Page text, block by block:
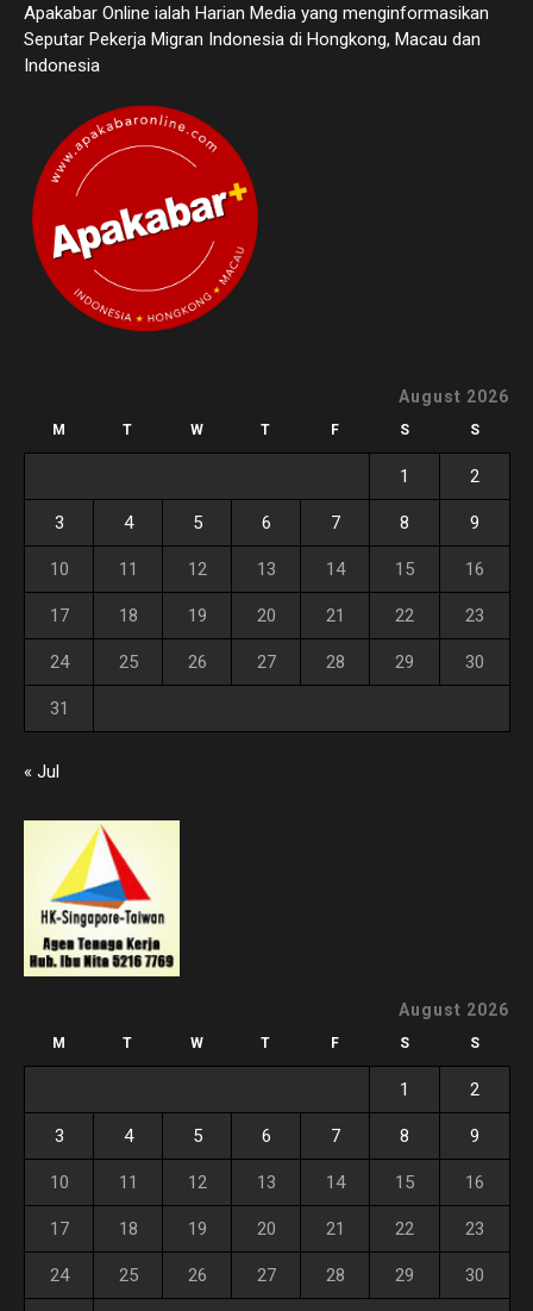
Apakabar Online ialah Harian Media yang menginformasikan
Seputar Pekerja Migran Indonesia di Hongkong, Macau dan
Indonesia
August 2026
M T W T F S S
1 2
3 4 5 6 7 8 9
10 11 12 13 14 15 16
17 18 19 20 21 22 23
24 25 26 27 28 29 30
31
« Jul
August 2026
M T W T F S S
1 2
3 4 5 6 7 8 9
10 11 12 13 14 15 16
17 18 19 20 21 22 23
24 25 26 27 28 29 30